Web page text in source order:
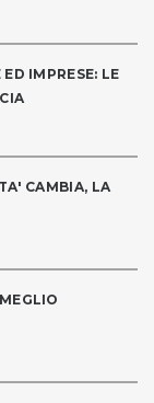
IMPRESE: LE
CAMBIA, LA